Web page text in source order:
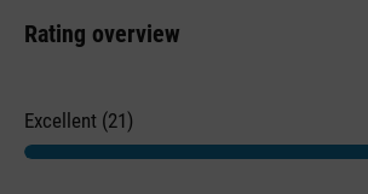
Rating overview
Excellent (21)